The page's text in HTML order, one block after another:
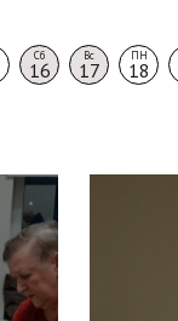
Сб
16
Вс
17
ПН
18